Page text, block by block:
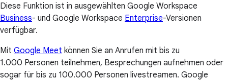
Diese Funktion ist in ausgewählten Google Workspace
Business- und Google Workspace Enterprise-Versionen
verfügbar.
Mit Google Meet können Sie an Anrufen mit bis zu
1.000 Personen teilnehmen, Besprechungen aufnehmen oder
sogar für bis zu 100.000 Personen livestreamen. Google